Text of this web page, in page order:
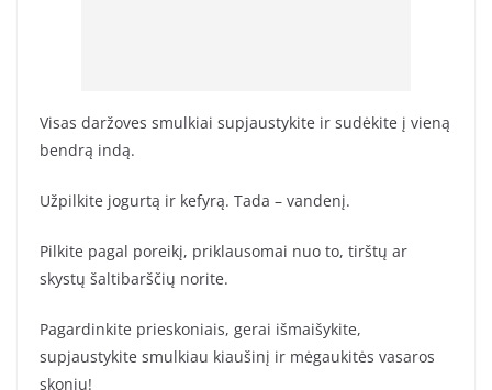
Visas daržoves smulkiai supjaustykite ir sudėkite į vieną
bendrą indą.
Užpilkite jogurtą ir kefyrą. Tada – vandenį.
Pilkite pagal poreikį, priklausomai nuo to, tirštų ar
skystų šaltibarščių norite.
Pagardinkite prieskoniais, gerai išmaišykite,
supjaustykite smulkiau kiaušinį ir mėgaukitės vasaros
skoniu!